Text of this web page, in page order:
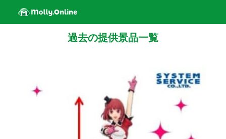
過去の提供景品一覧